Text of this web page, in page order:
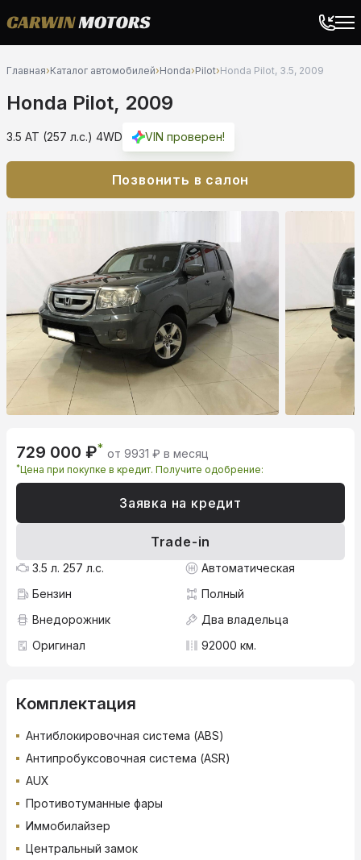
Главная›Каталог автомобилей›Honda›Pilot›Honda Pilot, 3.5, 2009
Honda Pilot, 2009
3.5 AT (257 л.с.) 4WD VIN проверен!
Позвонить в салон
729 000 ₽* от 9931 ₽ в месяц
*Цена при покупке в кредит. Получите одобрение:
Заявка на кредит
Trade-in
3.5 л. 257 л.с.
Автоматическая
Бензин
Полный
Внедорожник
Два владельца
Оригинал
92000 км.
Комплектация
Антиблокировочная система (ABS)
Антипробуксовочная система (ASR)
AUX
Противотуманные фары
Иммобилайзер
Центральный замок